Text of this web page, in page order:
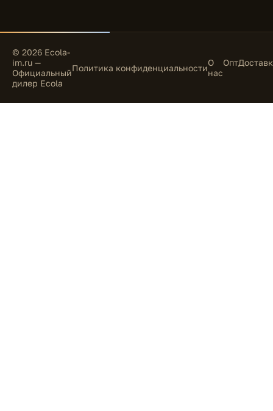
© 2026 Ecola-
im.ru —
Официальный
дилер Ecola
Политика конфиденциальностиО
нас
Опт